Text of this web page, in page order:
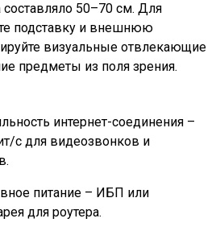
составляло 50–70 см. Для
подставку и внешнюю
визуальные отвлекающие
предметы из поля зрения.
интернет-соединения –
с для видеозвонков и
питание – ИБП или
для роутера.